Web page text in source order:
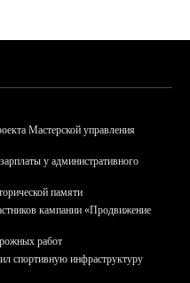
Мастерской управления
у административного
памяти
кампании «Продвижение
работ
спортивную инфраструктуру